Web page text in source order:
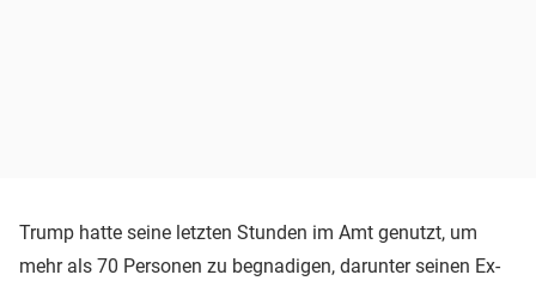
Trump hatte seine letzten Stunden im Amt genutzt, um
mehr als 70 Personen zu begnadigen, darunter seinen Ex-